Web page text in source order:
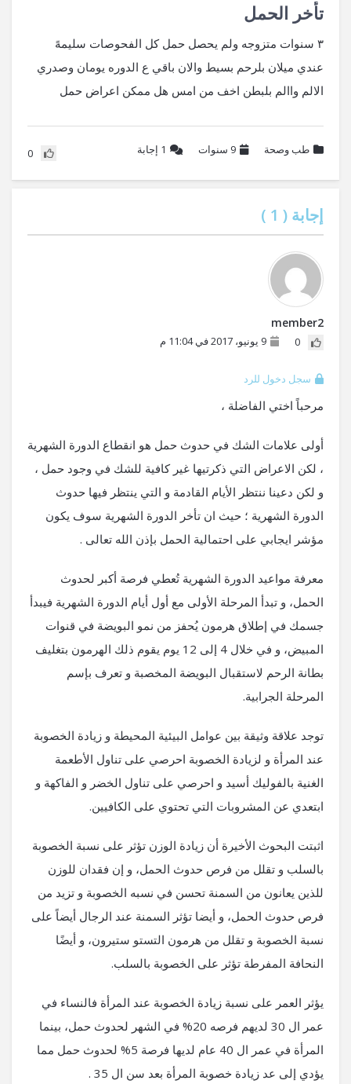
تأخر الحمل
٣ سنوات متزوجه ولم يحصل حمل كل الفحوصات سليمهً
عندي ميلان بلرحم بسيط والان باقي ع الدوره يومان وصدري
الالم واالم بلبطن اخف من امس هل ممكن اعراض حمل
طب وصحة 9 سنوات 1 إجابة 0
إجابة ( 1
)
member2
0 9 يونيو، 2017 في 11:04 م
سجل دخول للرد
مرحباً اختي الفاضلة ،
أولى علامات الشك في حدوث حمل هو انقطاع الدورة الشهرية
، لكن الاعراض التي ذكرتيها غير كافية للشك في وجود حمل ،
و لكن دعينا ننتظر الأيام القادمة و التي ينتظر فيها حدوث
الدورة الشهرية ؛ حيث ان تأخر الدورة الشهرية سوف يكون
مؤشر ايجابي على احتمالية الحمل بإذن الله تعالى .
معرفة مواعيد الدورة الشهرية تُعطي فرصة أكبر لحدوث
الحمل، و تبدأ المرحلة الأولى مع أول أيام الدورة الشهرية فيبدأ
جسمك في إطلاق هرمون يُحفز من نمو البويضة في قنوات
المبيض، و في خلال 4 إلى 12 يوم يقوم ذلك الهرمون بتغليف
بطانة الرحم لاستقبال البويضة المخصبة و تعرف بإسم
المرحلة الجرابية.
توجد علاقة وثيقة بين عوامل البيئية المحيطة و زيادة الخصوبة
عند المرأة و لزيادة الخصوبة احرصي على تناول الأطعمة
الغنية بالفوليك أسيد و احرصي على تناول الخضر و الفاكهة و
ابتعدي عن المشروبات التي تحتوي على الكافيين.
اثبتت البحوث الأخيرة أن زيادة الوزن تؤثر على نسبة الخصوبة
بالسلب و تقلل من فرص حدوث الحمل، و إن فقدان للوزن
للذين يعانون من السمنة تحسن في نسبه الخصوبة و تزيد من
فرص حدوث الحمل، و أيضا تؤثر السمنة عند الرجال أيضاً على
نسبة الخصوبة و تقلل من هرمون التستو ستيرون، و أيضًا
النحافة المفرطة تؤثر على الخصوبة بالسلب.
يؤثر العمر على نسبة زيادة الخصوبة عند المرأة فالنساء في
عمر ال 30 لديهم فرصه 20% في الشهر لحدوث حمل، بينما
المرأة في عمر ال 40 عام لديها فرصة 5% لحدوث حمل مما
يؤدي إلى عد زيادة خصوبة المرأة بعد سن ال 35 .